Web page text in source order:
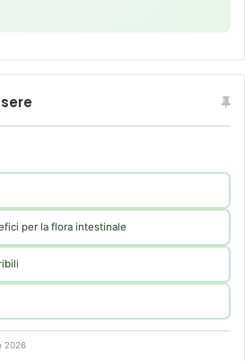
per la flora intestinale
2026